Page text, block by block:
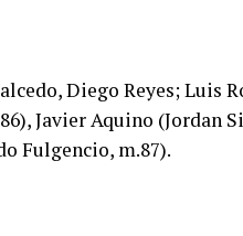
Diego Reyes; Luis
Javier Aquino (Jordan
Fulgencio, m.87).